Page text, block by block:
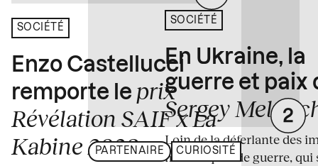
SOCIÉTÉ
Enzo Castellucci
remporte le prix
Révélation SAIF x La
Kabine 2026
PARTENAIRE CURIOSITÉ
SOCIÉTÉ
En Ukraine, la
guerre et paix
Sergey
Loin de la déferlante des
médiatiques de guerre, qui